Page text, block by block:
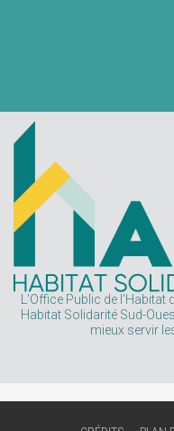
L'Office Public de l'Habitat
Habitat Solidarité Sud-
mieux servir